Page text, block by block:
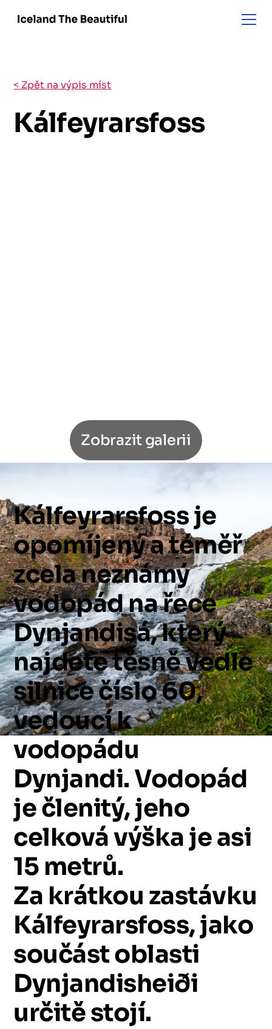
< Zpět na výpis míst
Kálfeyrarsfoss
Zobrazit galerii
Kálfeyrarsfossje
opomíjenýatéměř
zcelaneznámý
vodopádnařece
Dynjandisá,který
najdetetěsněvedle
silnicečíslo60,
vedoucík
vodopádu
Dynjandi.Vodopád
ječlenitý,jeho
celkovávýškajeasi
15 metrů.
Za krátkou zastávku
Kálfeyrarsfoss,jako
součástoblasti
Dynjandisheiði
určitěstojí.